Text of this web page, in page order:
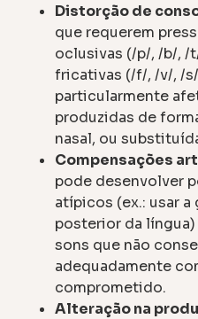
Distorção de
que requerem
oclusivas (/p/, /b/, /
fricativas (/f/, /v/, /s/
particularmente
produzidas de
nasal, ou
Compensações
pode desenvolver
atípicos (ex.: usar
posterior da
sons que não
adequadamente
comprometido.
Alteração na